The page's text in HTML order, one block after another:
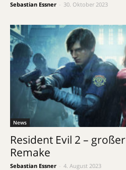
Sebastian Essner 30. Oktober 2023
News
Resident Evil 2 –
Remake
Sebastian Essner 4. August 2023